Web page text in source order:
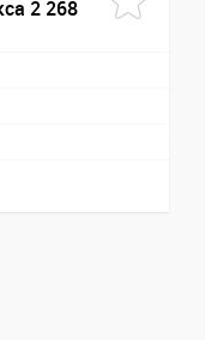
2 268